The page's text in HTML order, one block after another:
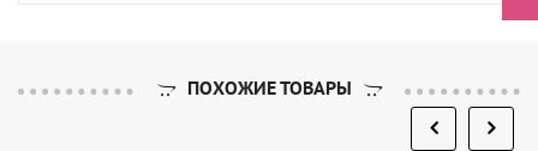
ПОХОЖИЕ ТОВАРЫ